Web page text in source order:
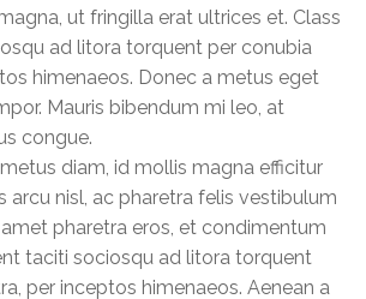
ut fringilla erat ultrices et. Class
ad litora torquent per conubia
himenaeos. Donec a metus eget
Mauris bibendum mi leo, at
congue.
diam, id mollis magna efficitur
arcu nisl, ac pharetra felis vestibulum
pharetra eros, et condimentum
taciti sociosqu ad litora torquent
per inceptos himenaeos. Aenean a